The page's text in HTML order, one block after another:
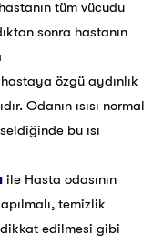
tüm vücudu
sonra hastanın
özgü aydınlık
Odanın ısısı normal
bu ısı
ile Hasta odasının
temizlik
dikkat edilmesi gibi